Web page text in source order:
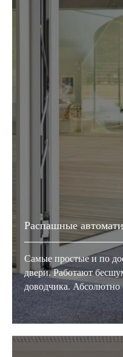
Распашные
Самые простые и по
двери. Работают
доводчика. Абсолютно